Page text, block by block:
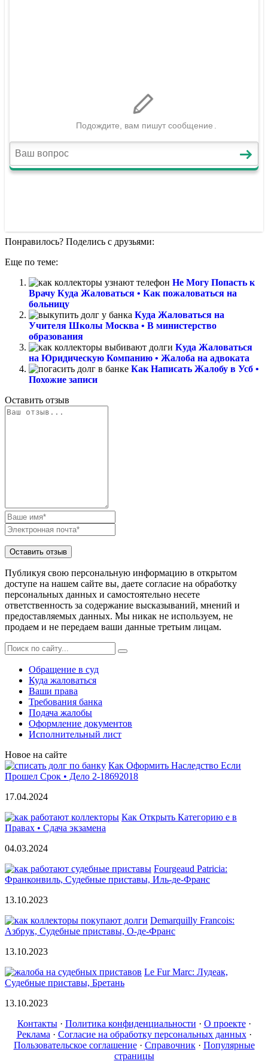
Понравилось? Поделись с друзьями:
Еще по теме:
Не Могу Попасть к
Врачу Куда Жаловаться • Как пожаловаться на
больницу
Куда Жаловаться на
Учителя Школы Москва • В министерство
образования
Куда Жаловаться
на Юридическую Компанию • Жалоба на адвоката
Как Написать Жалобу в Усб •
Похожие записи
Оставить отзыв
Публикуя свою персональную информацию в открытом
доступе на нашем сайте вы, даете согласие на обработку
персональных данных и самостоятельно несете
ответственность за содержание высказываний, мнений и
предоставляемых данных. Мы никак не используем, не
продаем и не передаем ваши данные третьим лицам.
Обращение в суд
Куда жаловаться
Ваши права
Требования банка
Подача жалобы
Оформление документов
Исполнительный лист
Новое на сайте
Как Оформить Наследство Если
Прошел Срок • Дело 2-18692018
17.04.2024
Как Открыть Категорию е в
Правах • Сдача экзамена
04.03.2024
Fourgeaud Patricia:
Франконвиль, Судебные приставы, Иль-де-Франс
13.10.2023
Demarquilly Francois:
Азбрук, Судебные приставы, О-де-Франс
13.10.2023
Le Fur Marc: Лудеак,
Судебные приставы, Бретань
13.10.2023
Контакты· Политика конфиденциальности · О проекте·
Реклама · Согласие на обработку персональных данных·
Пользовательское соглашение· Справочник· Популярные
страницы